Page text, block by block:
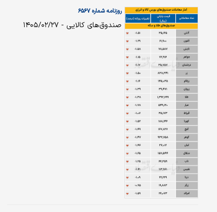
روزنامه شماره ۶۵۶۷
صندوق‌های کالایی - ۱۴۰۵/۰۲/۲۷